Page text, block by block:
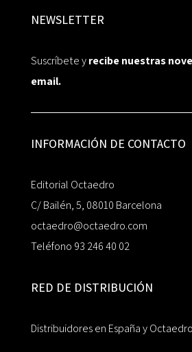
NEWSLETTER
Suscríbete yrecibe nuestras
email.
INFORMACIÓN DE CONTACTO
Editorial Octaedro
C/ Bailén, 5, 08010 Barcelona
octaedro@octaedro.com
Teléfono 93 246 40 02
RED DE DISTRIBUCIÓN
Distribuidores en España y